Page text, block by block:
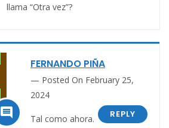
llama “Otra vez”?

FERNANDO PIÑA
Posted On February 25,
2024
REPLY
Tal como ahora.